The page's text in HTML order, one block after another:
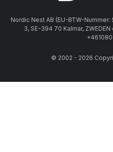
Nordic Nest AB (EU-BTW-
3, SE-394 70 Kalmar,
© 2002 - 2026